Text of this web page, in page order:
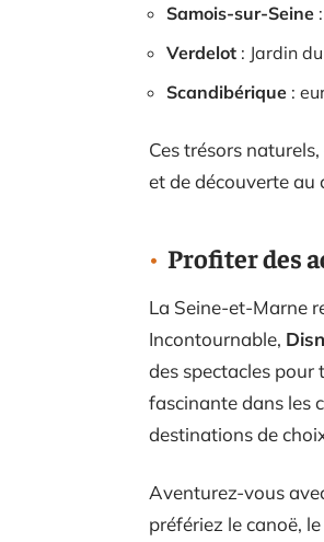
Samois-sur-Seine
Verdelot : Jardin
Scandibérique :
Ces trésors
et de découverte
Profiter des
La Seine-et-Marne
Incontournable,
des spectacles pour
fascinante dans les
destinations de
Aventurez-vous
préfériez le canoë,